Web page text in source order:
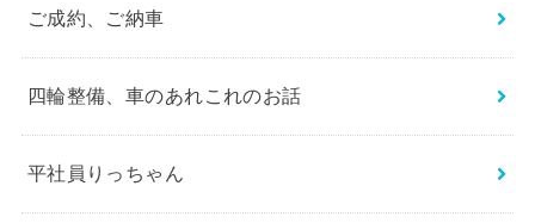
ご成約、ご納車
四輪整備、車のあれこれのお話
平社員りっちゃん